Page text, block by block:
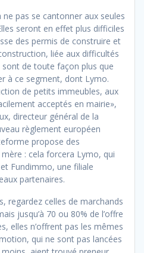
pas se cantonner aux seules
seront en effet plus difficiles
des permis de construire et
liée aux difficultés
sont de toute façon plus que
à ce segment, dont Lymo.
de petits immeubles, aux
acceptés en mairie»,
directeur général de la
règlement européen
propose des
: cela forcera Lymo, qui
Fundimmo, une filiale
partenaires.
regardez celles de marchands
jusqu’à 70 ou 80% de l’offre
elles n’offrent pas les mêmes
qui ne sont pas lancées